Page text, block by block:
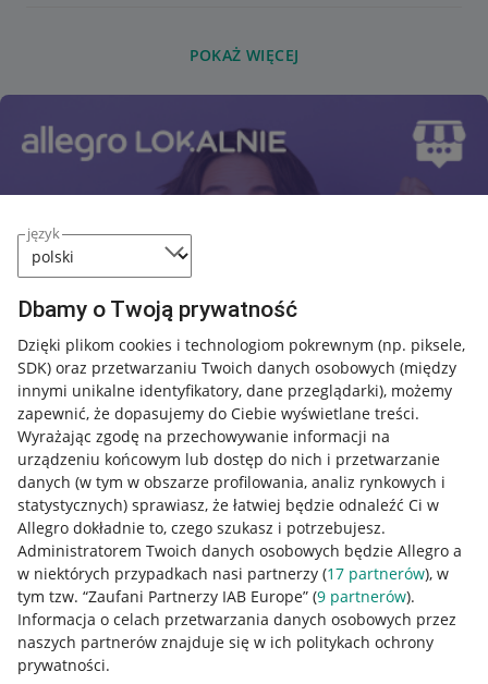
język
Dbamy o Twoją prywatność
Dzięki plikom cookies i technologiom pokrewnym (np. piksele,
SDK) oraz przetwarzaniu Twoich danych osobowych (między
innymi unikalne identyfikatory, dane przeglądarki), możemy
zapewnić, że dopasujemy do Ciebie wyświetlane treści.
Wyrażając zgodę na przechowywanie informacji na
urządzeniu końcowym lub dostęp do nich i przetwarzanie
danych (w tym w obszarze profilowania, analiz rynkowych i
statystycznych) sprawiasz, że łatwiej będzie odnaleźć Ci w
Allegro dokładnie to, czego szukasz i potrzebujesz.
Administratorem Twoich danych osobowych będzie Allegro a
w niektórych przypadkach nasi partnerzy (17 partnerów), w
tym tzw. “Zaufani Partnerzy IAB Europe” (9 partnerów).
Informacja o celach przetwarzania danych osobowych przez
naszych partnerów znajduje się w ich politykach ochrony
prywatności.
POKAŻ WIĘCEJ
Przydatne informacje
Jak to działa
Napisz do nas
Allegro Gadane dla sprzedających